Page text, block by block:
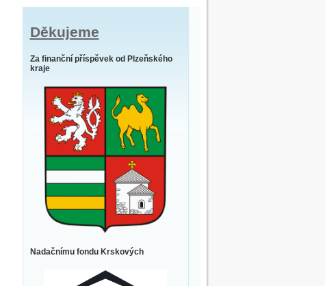
Děkujeme
Za finanční příspěvek od Plzeňského
kraje
Nadačnímu fondu Krskových